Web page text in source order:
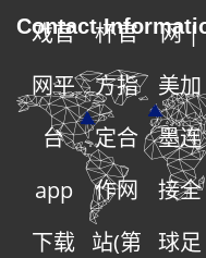
戏官
网平
台
app
下载
杯官
方指
定合
作网
站(第
网 |
美加
墨连
接全
球足
Contact